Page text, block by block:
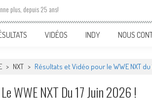
plus, depuis 25 ans!
VIDÉOS INDY NOUS
> NXT > Résultats et Vidéo pour le WWE NXT du
WWE NXT Du 17 Juin 2026 !